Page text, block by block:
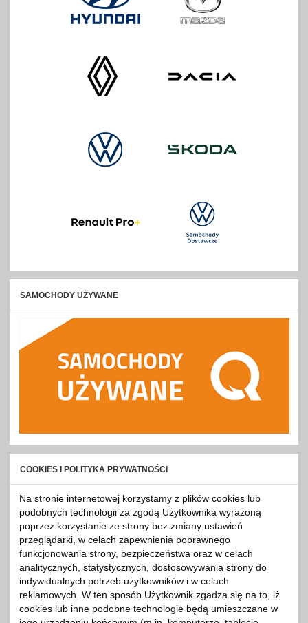
SAMOCHODY UŻYWANE
COOKIES I POLITYKA PRYWATNOŚCI
Na stronie internetowej korzystamy z plików cookies lub
podobnych technologii za zgodą Użytkownika wyrażoną
poprzez korzystanie ze strony bez zmiany ustawień
przeglądarki, w celach zapewnienia poprawnego
funkcjonowania strony, bezpieczeństwa oraz w celach
analitycznych, statystycznych, dostosowywania strony do
indywidualnych potrzeb użytkowników i w celach
reklamowych. W ten sposób Użytkownik zgadza się na to, iż
cookies lub inne podobne technologie będą umieszczane w